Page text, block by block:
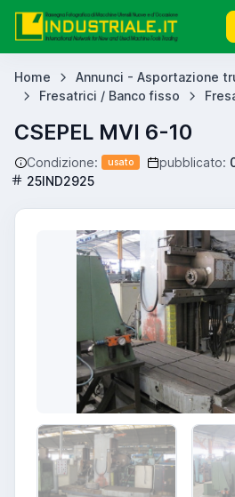
Home Annunci - Asportazione
Fresatrici / Banco fisso
CSEPEL MVI 6-10
Condizione: usato pubblicato:
25IND2925